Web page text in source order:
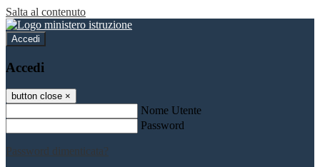
Salta al contenuto
Accedi
Accedi
button close ×
Nome Utente
Password
Password dimenticata?